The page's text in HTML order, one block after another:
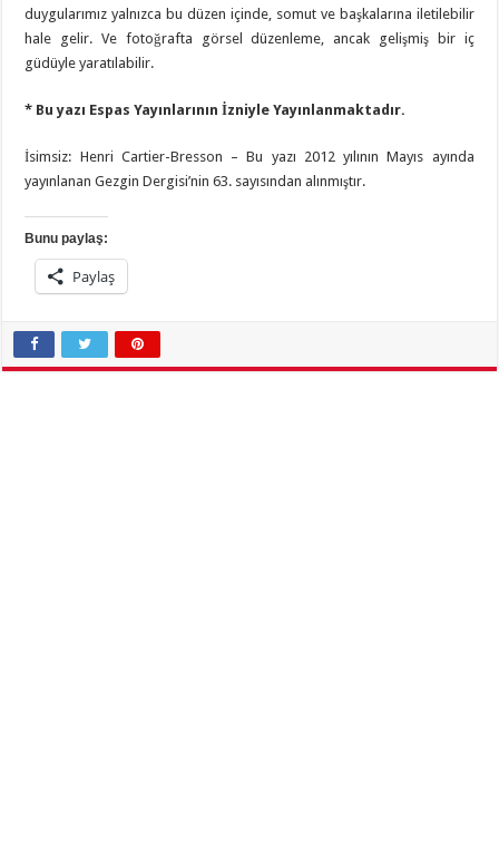
duygularımız yalnızca bu düzen içinde, somut ve başkalarına iletilebilir
hale gelir. Ve fotoğrafta görsel düzenleme, ancak gelişmiş bir iç
güdüyle yaratılabilir.
* Bu yazı Espas Yayınlarının İzniyle Yayınlanmaktadır.
İsimsiz: Henri Cartier-Bresson – Bu yazı 2012 yılının Mayıs ayında
yayınlanan Gezgin Dergisi’nin 63. sayısından alınmıştır.
Bunu paylaş:
Paylaş